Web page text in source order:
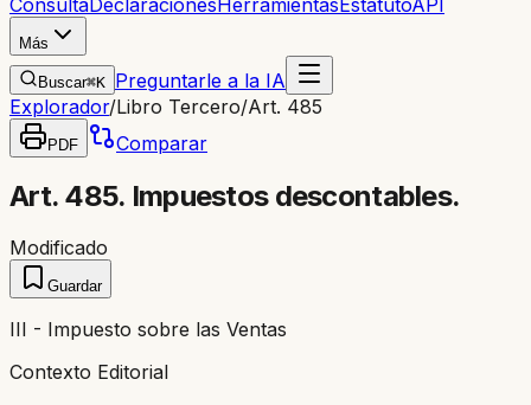
ConsultaDeclaracionesHerramientasEstatutoAPI
Más
Buscar⌘K Preguntarle a la IA
Explorador/Libro Tercero/Art. 485
PDF Comparar
Art. 485. Impuestos descontables.
Modificado
Guardar
III - Impuesto sobre las Ventas
Contexto Editorial